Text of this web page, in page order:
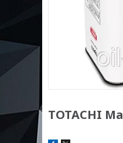
TOTACHI